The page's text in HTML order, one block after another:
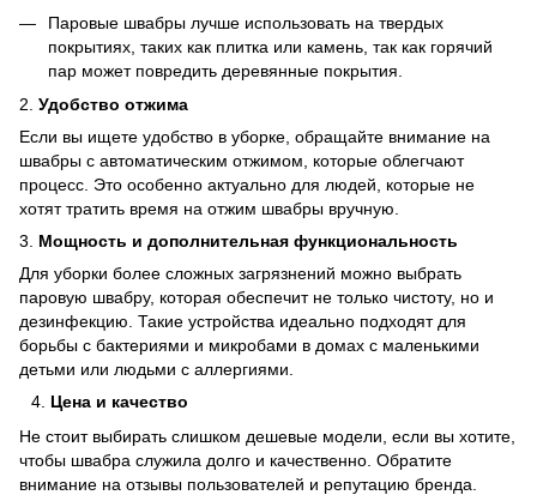
Паровые швабры лучше использовать на твердых
покрытиях, таких как плитка или камень, так как горячий
пар может повредить деревянные покрытия.
2. Удобство отжима
Если вы ищете удобство в уборке, обращайте внимание на
швабры с автоматическим отжимом, которые облегчают
процесс. Это особенно актуально для людей, которые не
хотят тратить время на отжим швабры вручную.
3. Мощность и дополнительная функциональность
Для уборки более сложных загрязнений можно выбрать
паровую швабру, которая обеспечит не только чистоту, но и
дезинфекцию. Такие устройства идеально подходят для
борьбы с бактериями и микробами в домах с маленькими
детьми или людьми с аллергиями.
Цена и качество
Не стоит выбирать слишком дешевые модели, если вы хотите,
чтобы швабра служила долго и качественно. Обратите
внимание на отзывы пользователей и репутацию бренда.